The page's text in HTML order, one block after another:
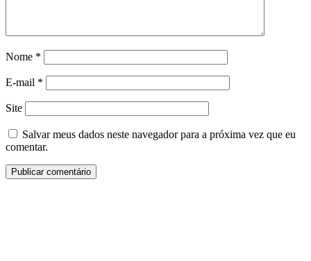
Nome *
E-mail *
Site
Salvar meus dados neste navegador para a próxima vez que eu
comentar.